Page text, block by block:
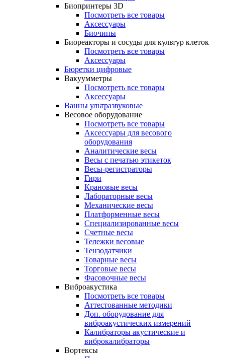
Биопринтеры 3D
Посмотреть все товары
Аксессуары
Биочипы
Биореакторы и сосуды для культур клеток
Посмотреть все товары
Аксессуары
Бюретки цифровые
Вакуумметры
Посмотреть все товары
Аксессуары
Ванны ультразвуковые
Весовое оборудование
Посмотреть все товары
Аксессуары для весового
оборудования
Аналитические весы
Весы с печатью этикеток
Весы-регистраторы
Гири
Крановые весы
Лабораторные весы
Механические весы
Платформенные весы
Специализированные весы
Счетные весы
Тележки весовые
Тензодатчики
Товарные весы
Торговые весы
Фасовочные весы
Виброакустика
Посмотреть все товары
Аттестованные методики
Доп. оборудование для
виброакустических измерений
Калибраторы акустические и
виброкалибраторы
Вортексы